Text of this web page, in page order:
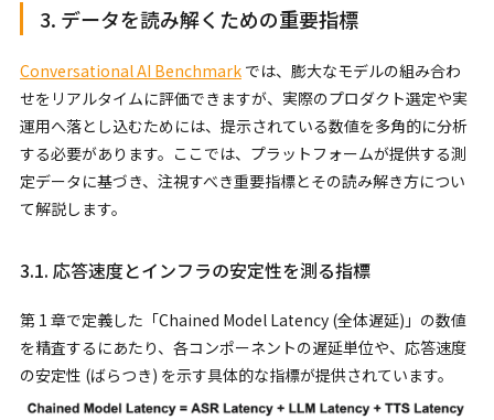
3. データを読み解くための重要指標
Conversational AI Benchmarkでは、膨大なモデルの組み合わ
せをリアルタイムに評価できますが、実際のプロダクト選定や実
運用へ落とし込むためには、提示されている数値を多角的に分析
する必要があります。ここでは、プラットフォームが提供する測
定データに基づき、注視すべき重要指標とその読み解き方につい
て解説します。
3.1. 応答速度とインフラの安定性を測る指標
第 1 章で定義した「Chained Model Latency (全体遅延)」の数値
を精査するにあたり、各コンポーネントの遅延単位や、応答速度
の安定性 (ばらつき) を示す具体的な指標が提供されています。